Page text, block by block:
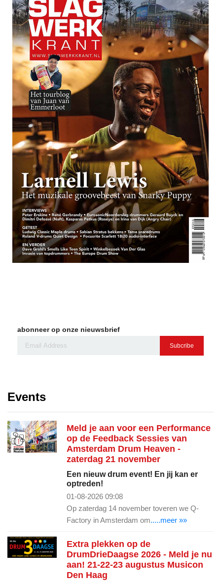
abonneer op onze nieuwsbrief
Subcribe
Events
Meld je aan voor een Performance
op de Feedback Sessies van
Amsterdam Drum Heaven -
zaterdag 21 november
Een nieuw drum event! En jij kan er
optreden!
01-08-2026 09:08
Op zaterdag 14 november toveren we Q-
Factory in Amsterdam om.....meer »»
Extra plekken op de
DrumDrieDaagse 2026 - Meld je nu
aan! 21-22-23 augustus Musicon
Den Haag